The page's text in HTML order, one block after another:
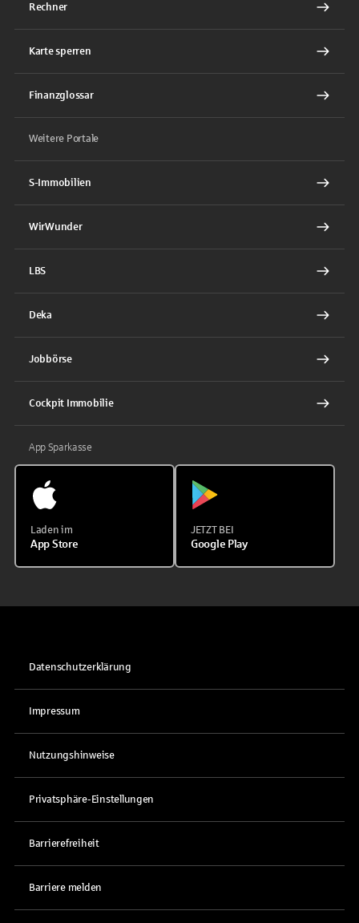
Rechner
Karte sperren
Finanzglossar
Weitere Portale
S-Immobilien
WirWunder
LBS
Deka
Jobbörse
Cockpit Immobilie
App Sparkasse
Laden im
App Store
JETZT BEI
Google Play
Datenschutzerklärung
Impressum
Nutzungshinweise
Privatsphäre-Einstellungen
Barrierefreiheit
Barriere melden